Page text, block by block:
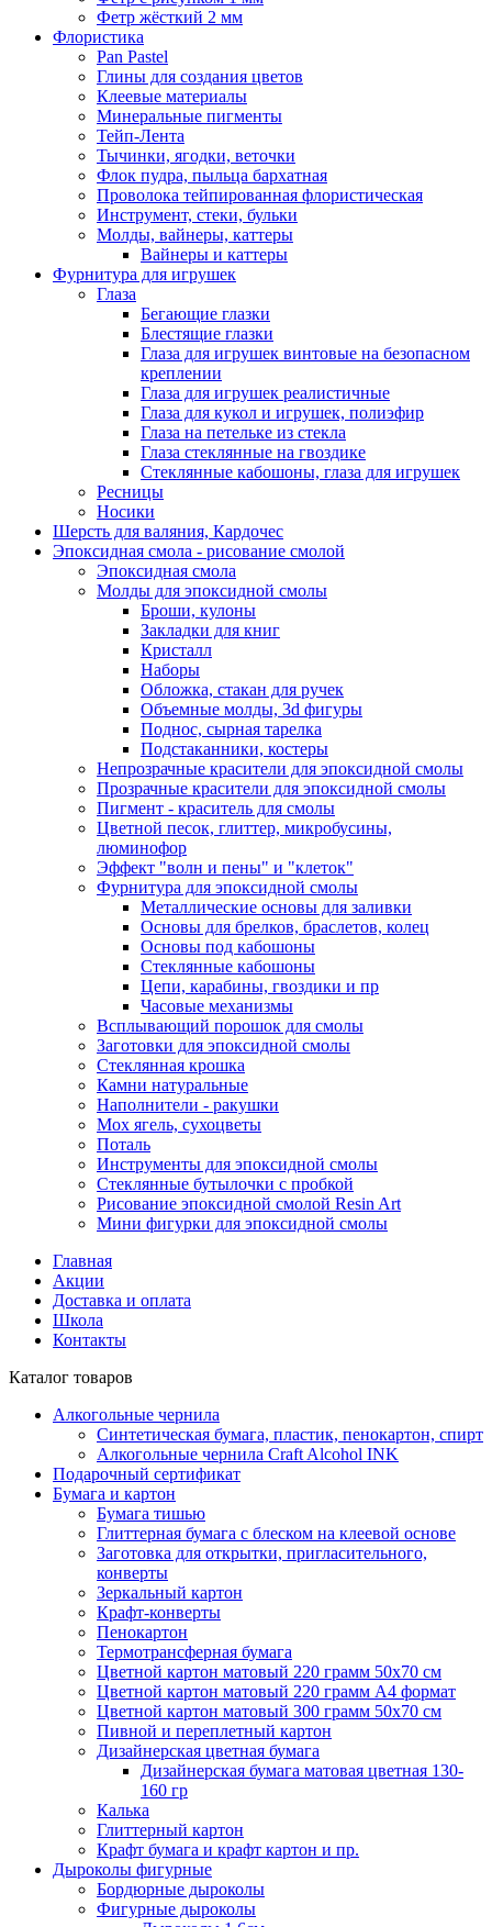
Фетр жёсткий 2 мм
Флористика
Pan Pastel
Глины для создания цветов
Клеевые материалы
Минеральные пигменты
Тейп-Лента
Тычинки, ягодки, веточки
Флок пудра, пыльца бархатная
Проволока тейпированная флористическая
Инструмент, стеки, бульки
Молды, вайнеры, каттеры
Вайнеры и каттеры
Фурнитура для игрушек
Глаза
Бегающие глазки
Блестящие глазки
Глаза для игрушек винтовые на безопасном
креплении
Глаза для игрушек реалистичные
Глаза для кукол и игрушек, полиэфир
Глаза на петельке из стекла
Глаза стеклянные на гвоздике
Стеклянные кабошоны, глаза для игрушек
Ресницы
Носики
Шерсть для валяния, Кардочес
Эпоксидная смола - рисование смолой
Эпоксидная смола
Молды для эпоксидной смолы
Броши, кулоны
Закладки для книг
Кристалл
Наборы
Обложка, стакан для ручек
Объемные молды, 3d фигуры
Поднос, сырная тарелка
Подстаканники, костеры
Непрозрачные красители для эпоксидной смолы
Прозрачные красители для эпоксидной смолы
Пигмент - краситель для смолы
Цветной песок, глиттер, микробусины,
люминофор
Эффект "волн и пены" и "клеток"
Фурнитура для эпоксидной смолы
Металлические основы для заливки
Основы для брелков, браслетов, колец
Основы под кабошоны
Стеклянные кабошоны
Цепи, карабины, гвоздики и пр
Часовые механизмы
Всплывающий порошок для смолы
Заготовки для эпоксидной смолы
Стеклянная крошка
Камни натуральные
Наполнители - ракушки
Мох ягель, сухоцветы
Поталь
Инструменты для эпоксидной смолы
Стеклянные бутылочки с пробкой
Рисование эпоксидной смолой Resin Art
Мини фигурки для эпоксидной смолы
Главная
Акции
Доставка и оплата
Школа
Контакты
Каталог товаров
Алкогольные чернила
Синтетическая бумага, пластик, пенокартон, спирт
Алкогольные чернила Craft Alcohol INK
Подарочный сертификат
Бумага и картон
Бумага тишью
Глиттерная бумага с блеском на клеевой основе
Заготовка для открытки, пригласительного,
конверты
Зеркальный картон
Крафт-конверты
Пенокартон
Термотрансферная бумага
Цветной картон матовый 220 грамм 50х70 см
Цветной картон матовый 220 грамм A4 формат
Цветной картон матовый 300 грамм 50х70 см
Пивной и переплетный картон
Дизайнерская цветная бумага
Дизайнерская бумага матовая цветная 130-
160 гр
Калька
Глиттерный картон
Крафт бумага и крафт картон и пр.
Дыроколы фигурные
Бордюрные дыроколы
Фигурные дыроколы